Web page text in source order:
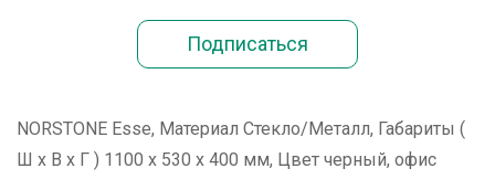
NORSTONE Esse, Материал Стекло/Металл, Габариты (
Ш х В х Г ) 1100 x 530 x 400 мм, Цвет черный, офис